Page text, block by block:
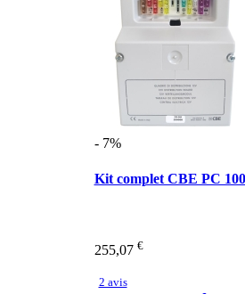
- 7%
Kit complet CBE PC
255,07 €
2 avis